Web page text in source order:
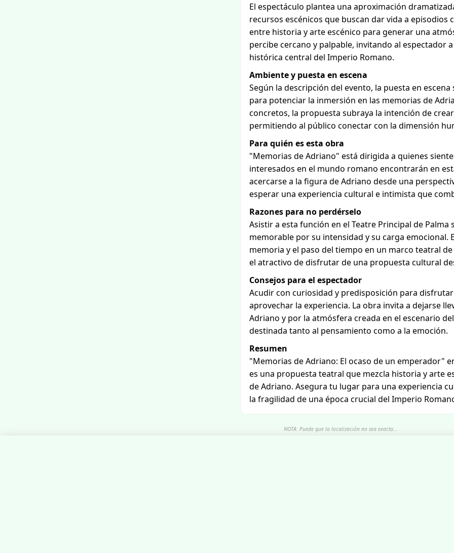
El espectáculo plantea una aproximación
recursos escénicos que buscan dar vida a
entre historia y arte escénico para generar una
percibe cercano y palpable, invitando al espectador
histórica central del Imperio Romano.
Ambiente y puesta en escena
Según la descripción del evento, la puesta en
para potenciar la inmersión en las memorias de
concretos, la propuesta subraya la intención de
permitiendo al público conectar con la dimensión
Para quién es esta obra
"Memorias de Adriano" está dirigida a quienes
interesados en el mundo romano encontrarán en
acercarse a la figura de Adriano desde una
esperar una experiencia cultural e intimista que
Razones para no perdérselo
Asistir a esta función en el Teatre Principal de
memorable por su intensidad y su carga emocional.
memoria y el paso del tiempo en un marco teatral
el atractivo de disfrutar de una propuesta cultural
Consejos para el espectador
Acudir con curiosidad y predisposición para
aprovechar la experiencia. La obra invita a dejarse
Adriano y por la atmósfera creada en el escenario
destinada tanto al pensamiento como a la emoción.
Resumen
"Memorias de Adriano: El ocaso de un emperador"
es una propuesta teatral que mezcla historia y arte
de Adriano. Asegura tu lugar para una experiencia
la fragilidad de una época crucial del Imperio
NOTA: Puede que la localización no sea exacta...